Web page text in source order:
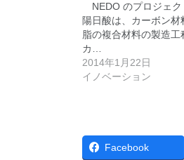
NEDO のプロジェク
陽日酸は、カーボン
脂の複合材料の製造工
カ…
2014年1月22日
イノベーション
Facebook